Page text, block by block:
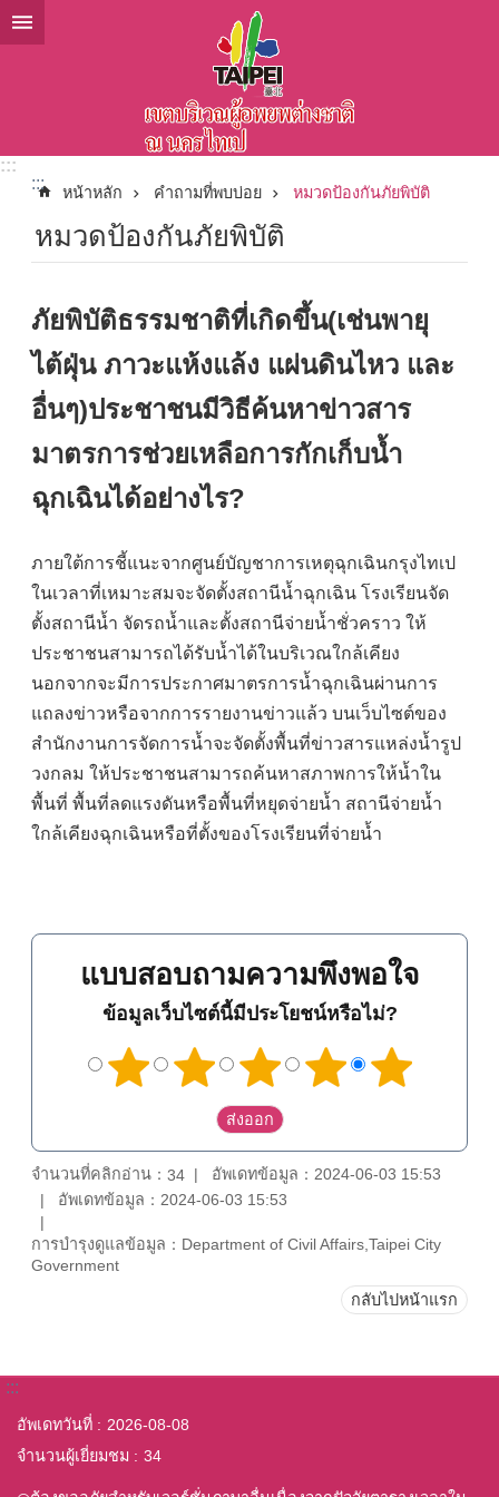
ข้ามไปที่บล็อกเนื้อหาหลัก
:::
:::
หน้าหลัก คำถามที่พบบ่อย หมวดป้องกันภัยพิบัติ
หมวดป้องกันภัยพิบัติ
ภัยพิบัติธรรมชาติที่เกิดขึ้น(เช่นพายุ
ไต้ฝุ่น ภาวะแห้งแล้ง แผ่นดินไหว และ
อื่นๆ)ประชาชนมีวิธีค้นหาข่าวสาร
มาตรการช่วยเหลือการกักเก็บน้ำ
ฉุกเฉินได้อย่างไร?
ภายใต้การชี้แนะจากศูนย์บัญชาการเหตุฉุกเฉินกรุงไทเป
ในเวลาที่เหมาะสมจะจัดตั้งสถานีน้ำฉุกเฉิน โรงเรียนจัด
ตั้งสถานีน้ำ จัดรถน้ำและตั้งสถานีจ่ายน้ำชั่วคราว ให้
ประชาชนสามารถได้รับน้ำได้ในบริเวณใกล้เคียง
นอกจากจะมีการประกาศมาตรการน้ำฉุกเฉินผ่านการ
แถลงข่าวหรือจากการรายงานข่าวแล้ว บนเว็บไซต์ของ
สำนักงานการจัดการน้ำจะจัดตั้งพื้นที่ข่าวสารแหล่งน้ำรูป
วงกลม ให้ประชาชนสามารถค้นหาสภาพการให้น้ำใน
พื้นที่ พื้นที่ลดแรงดันหรือพื้นที่หยุดจ่ายน้ำ สถานีจ่ายน้ำ
ใกล้เคียงฉุกเฉินหรือที่ตั้งของโรงเรียนที่จ่ายน้ำ
แบบสอบถามความพึงพอใจ
ข้อมูลเว็บไซต์นี้มีประโยชน์หรือไม่?
จำนวนที่คลิกอ่าน： 34
อัพเดทข้อมูล：2024-06-03 15:53
อัพเดทข้อมูล：2024-06-03 15:53
การบำรุงดูแลข้อมูล：Department of Civil Affairs,Taipei City
Government
กลับไปหน้าแรก
:::
อัพเดทวันที่
2026-08-08
จำนวนผู้เยี่ยมชม
34